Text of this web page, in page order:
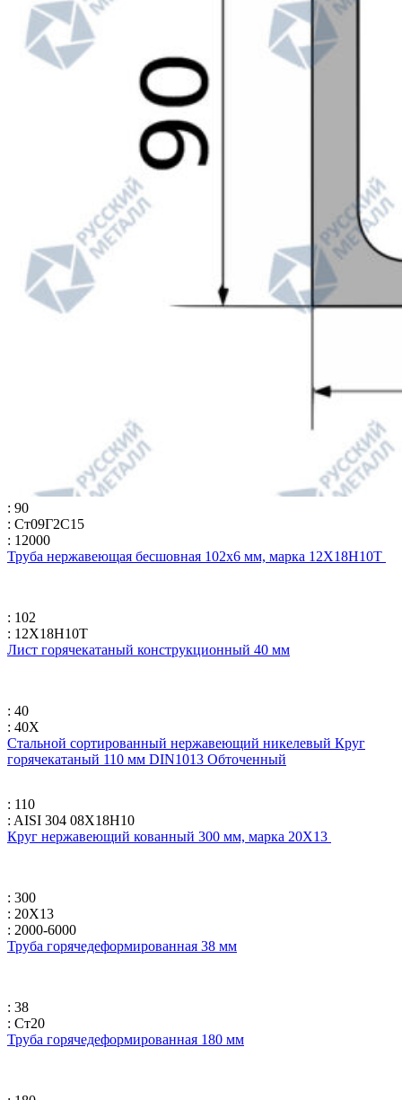
: 90
: Ст09Г2С15
: 12000
Труба нержавеющая бесшовная 102х6 мм, марка 12Х18Н10Т
: 102
: 12Х18Н10Т
Лист горячекатаный конструкционный 40 мм
: 40
: 40Х
Стальной сортированный нержавеющий никелевый Круг
горячекатаный 110 мм DIN1013 Обточенный
: 110
: AISI 304 08Х18Н10
Круг нержавеющий кованный 300 мм, марка 20Х13
: 300
: 20Х13
: 2000-6000
Труба горячедеформированная 38 мм
: 38
: Ст20
Труба горячедеформированная 180 мм